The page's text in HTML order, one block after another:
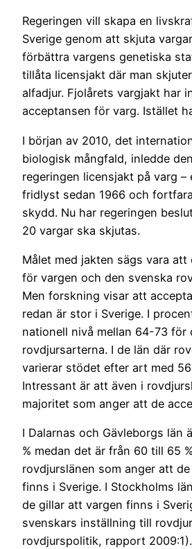
Regeringen vill skapa en
Sverige genom att skjuta
förbättra vargens genetiska
tillåta licensjakt där man
alfadjur. Fjolårets vargjakt har
acceptansen för varg. Istället
I början av 2010, det
biologisk mångfald, inledde
regeringen licensjakt på varg
fridlyst sedan 1966 och
skydd. Nu har regeringen
20 vargar ska skjutas.
Målet med jakten sägs vara att
för vargen och den svenska
Men forskning visar att
redan är stor i Sverige. I
nationell nivå mellan 64-73 för
rovdjursarterna. I de län där
varierar stödet efter art med
Intressant är att även i
majoritet som anger att de
I Dalarnas och Gävleborgs län
% medan det är från 60 till 65
rovdjurslänen som anger att
finns i Sverige. I Stockholms
de gillar att vargen finns i
svenskars inställning till
rovdjurspolitik, rapport 2009:1).